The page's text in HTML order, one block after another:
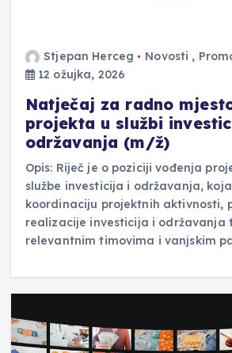
Stjepan Herceg Novosti ,
12 ožujka, 2026
Natječaj za radno
projekta u službi
održavanja (m/ž)
Opis: Riječ je o poziciji vođenja
službe investicija i održavanja,
koordinaciju projektnih aktivnosti,
realizacije investicija i održavanja
relevantnim timovima i vanjskim